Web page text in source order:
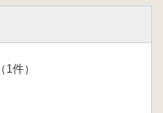
（1件）